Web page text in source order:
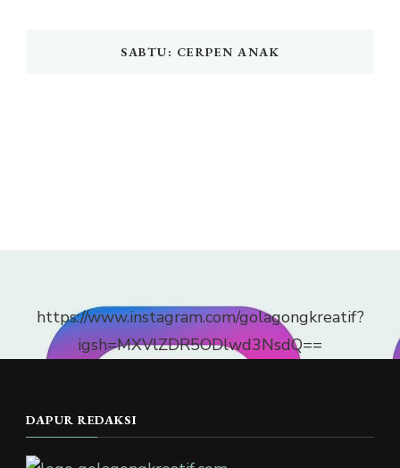
SABTU: CERPEN ANAK
https://www.instagram.com/golagongkreatif?
igsh=MXVlZDR5ODlwd3NsdQ==
DAPUR REDAKSI